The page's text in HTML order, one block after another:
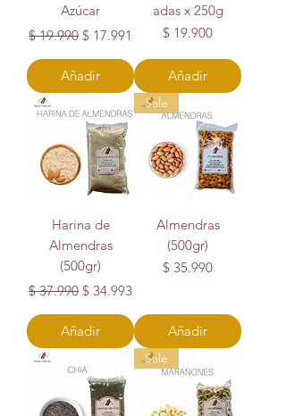
Azúcar
Precio
$ 19.990 Precio de oferta
$ 17.991
Añadir
adas x 250g
Precio
$ 19.900
Añadir
Harina de
Almendras
(500gr)
Precio
$ 37.990 Precio de oferta
$ 34.993
Añadir
Sale
Almendras
(500gr)
Precio
$ 35.990
Añadir
Sale